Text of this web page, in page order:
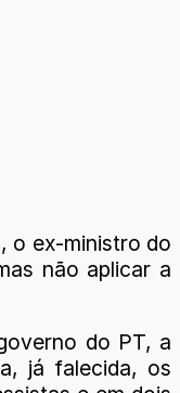
o ex-ministro do
não aplicar a
do PT, a
já falecida, os